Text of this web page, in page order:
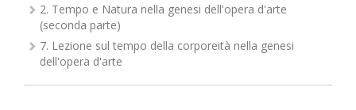
2. Tempo e Natura nella genesi dell'opera d'arte
(seconda parte)
7. Lezione sul tempo della corporeità nella genesi
dell'opera d'arte